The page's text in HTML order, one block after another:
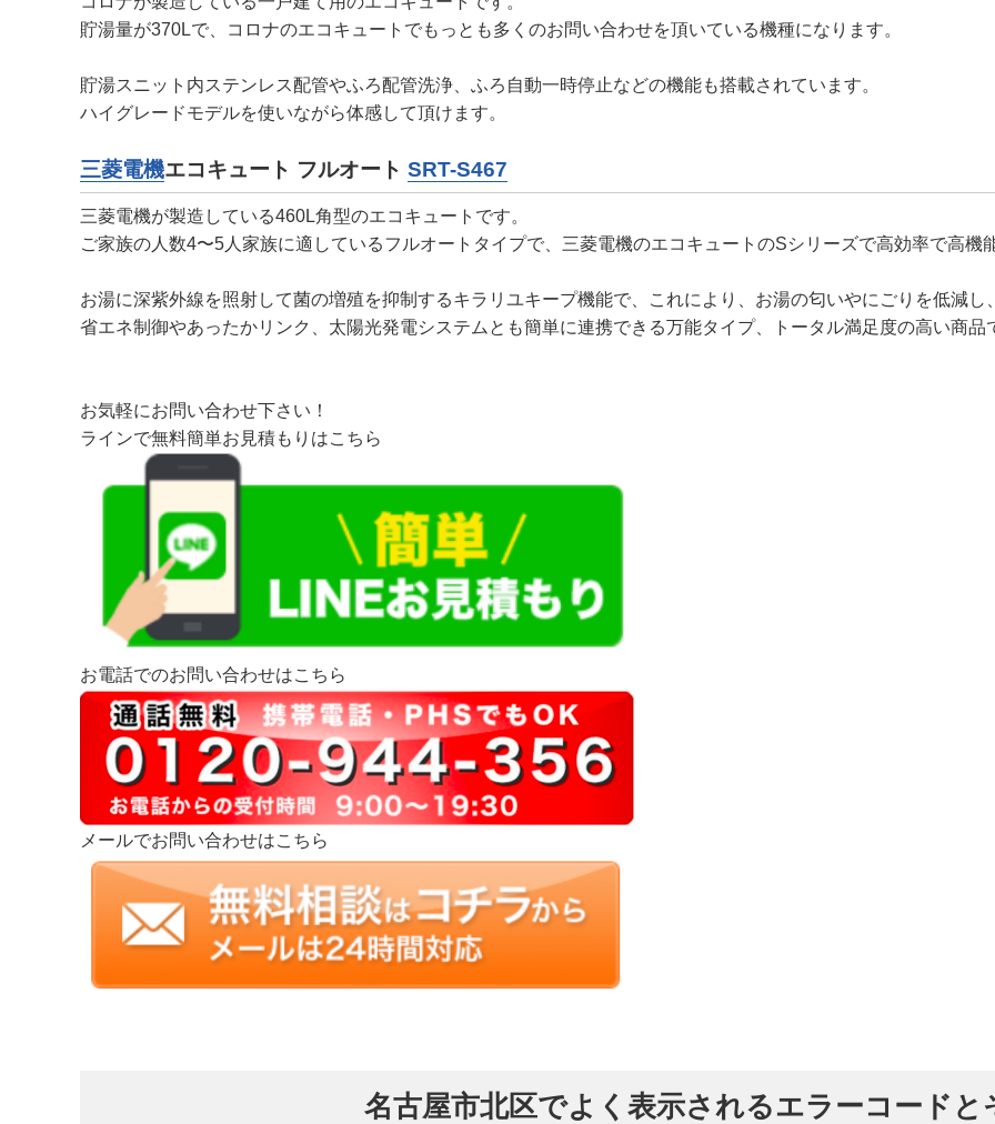
貯湯量が370Lで、コロナのエコキュートでもっとも多くのお問い合わせを頂いている機種になります。
貯湯スニット内ステンレス配管やふろ配管洗浄、ふろ自動一時停止などの機能も搭載されています。
ハイグレードモデルを使いながら体感して頂けます。
三菱電機エコキュート フルオート SRT-S467
三菱電機が製造している460L角型のエコキュートです。
ご家族の人数4〜5人家族に適しているフルオートタイプで、三菱電機のエコキュートのSシリーズで高効率で高機
お湯に深紫外線を照射して菌の増殖を抑制するキラリユキープ機能で、これにより、お湯の匂いやにごりを低減し
省エネ制御やあったかリンク、太陽光発電システムとも簡単に連携できる万能タイプ、トータル満足度の高い商品
お気軽にお問い合わせ下さい！
ラインで無料簡単お見積もりはこちら
お電話でのお問い合わせはこちら
メールでお問い合わせはこちら
名古屋市北区でよく表示されるエラーコードと